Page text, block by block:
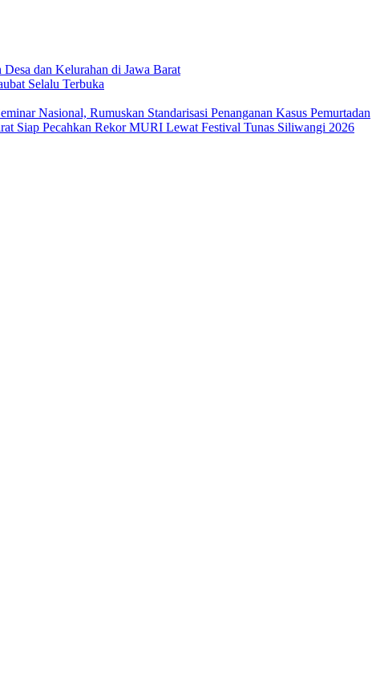
dan Kelurahan di Jawa Barat
Selalu Terbuka
Nasional, Rumuskan Standarisasi Penanganan Kasus Pemurtadan
Siap Pecahkan Rekor MURI Lewat Festival Tunas Siliwangi 2026